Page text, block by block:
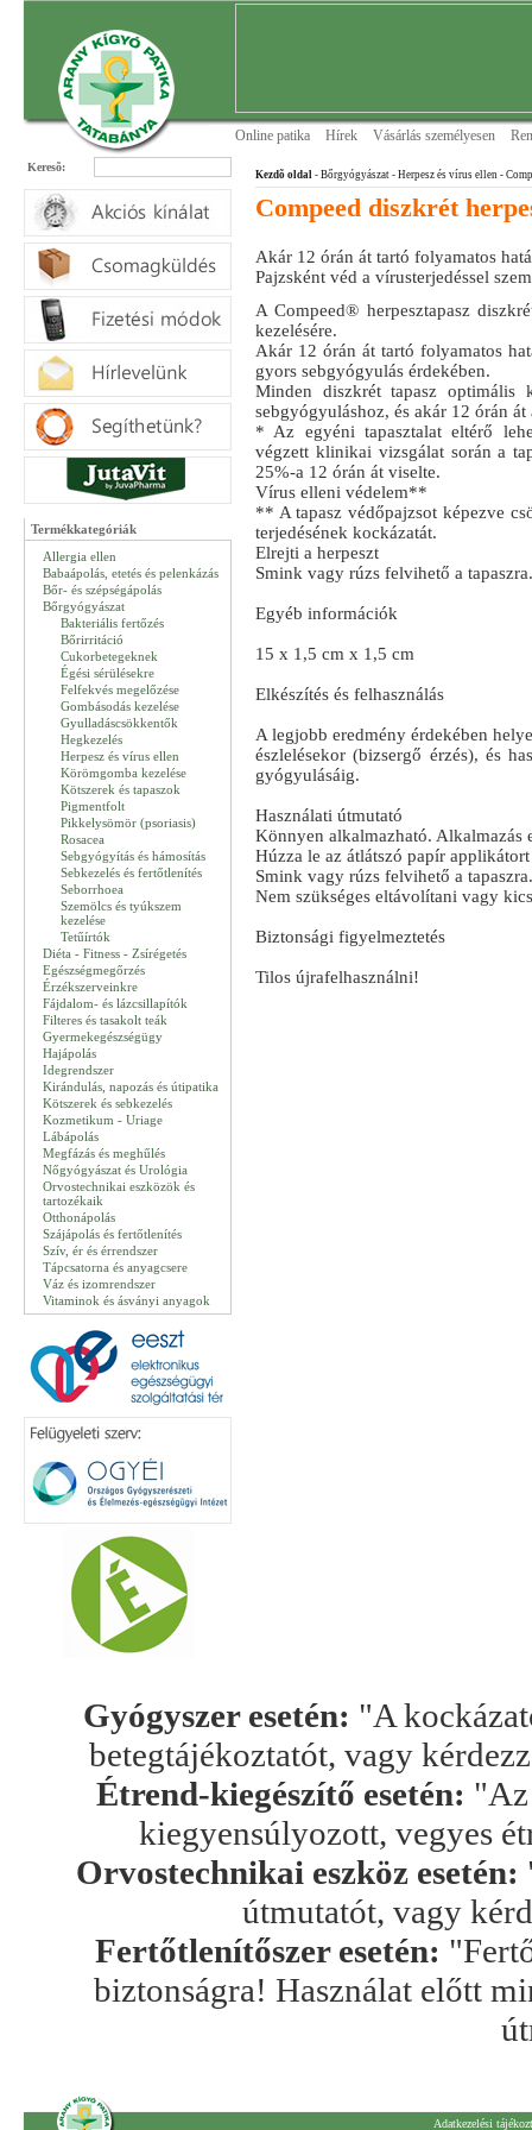
Online patika Hírek Vásárlás személyesen
Keresõ:
Termékkategóriák
Allergia ellen
Babaápolás, etetés és pelenkázás
Bőr- és szépségápolás
Bőrgyógyászat
Bakteriális fertőzés
Bőrirritáció
Cukorbetegeknek
Égési sérülésekre
Felfekvés megelőzése
Gombásodás kezelése
Gyulladáscsökkentők
Hegkezelés
Herpesz és vírus ellen
Körömgomba kezelése
Kötszerek és tapaszok
Pigmentfolt
Pikkelysömör (psoriasis)
Rosacea
Sebgyógyítás és hámosítás
Sebkezelés és fertőtlenítés
Seborrhoea
Szemölcs és tyúkszem
kezelése
Tetűírtók
Diéta - Fitness - Zsírégetés
Egészségmegőrzés
Érzékszerveinkre
Fájdalom- és lázcsillapítók
Filteres és tasakolt teák
Gyermekegészségügy
Hajápolás
Idegrendszer
Kirándulás, napozás és útipatika
Kötszerek és sebkezelés
Kozmetikum - Uriage
Lábápolás
Megfázás és meghűlés
Nőgyógyászat és Urológia
Orvostechnikai eszközök és
tartozékaik
Otthonápolás
Szájápolás és fertőtlenítés
Szív, ér és érrendszer
Tápcsatorna és anyagcsere
Váz és izomrendszer
Vitaminok és ásványi anyagok
Kezdõ oldal - Bőrgyógyászat - Herpesz és vírus ellen -
Compeed diszkrét
Akár 12 órán át tartó folyamatos
Pajzsként véd a vírusterjedéssel
A Compeed® herpesztapasz
kezelésére.
Akár 12 órán át tartó folyamatos
gyors sebgyógyulás érdekében.
Minden diszkrét tapasz optimális
sebgyógyuláshoz, és akár 12 órán
* Az egyéni tapasztalat eltérő
végzett klinikai vizsgálat során a
25%-a 12 órán át viselte.
Vírus elleni védelem**
** A tapasz védőpajzsot képezve
terjedésének kockázatát.
Elrejti a herpeszt
Smink vagy rúzs felvihető a tapaszra.
Egyéb információk
15 x 1,5 cm x 1,5 cm
Elkészítés és felhasználás
A legjobb eredmény érdekében
észlelésekor (bizsergő érzés), és
gyógyulásáig.
Használati útmutató
Könnyen alkalmazható. Alkalmazás
Húzza le az átlátszó papír
Smink vagy rúzs felvihető a tapaszra.
Nem szükséges eltávolítani vagy
Biztonsági figyelmeztetés
Tilos újrafelhasználni!
Gyógyszer esetén: "A
betegtájékoztatót, vagy
Étrend-kiegészítő esetén: "Az
kiegyensúlyozott, vegyes
Orvostechnikai eszköz esetén:
útmutatót, vagy
Fertőtlenítőszer esetén:
biztonságra! Használat előtt
Adatkezelési